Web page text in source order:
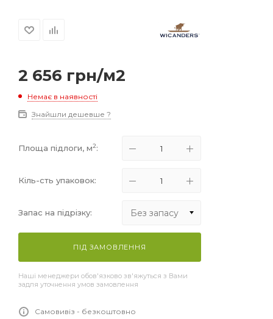
2 656 грн/м2
Немає в наявності
Знайшли дешевше ?
Площа підлоги, м2:
Кіль-сть упаковок:
Запас на підрізку: Без запасу
Без запасу
+10%
ПІД ЗАМОВЛЕННЯ
Наші менеджери обов'язково зв'яжуться з Вами
задля уточнення умов замовлення
Самовивіз - безкоштовно